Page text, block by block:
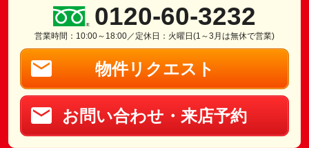
0120-60-3232
営業時間：10:00～18:00／定休日：火曜日(1～3月は無休で営業)
物件リクエスト
お問い合わせ・来店予約